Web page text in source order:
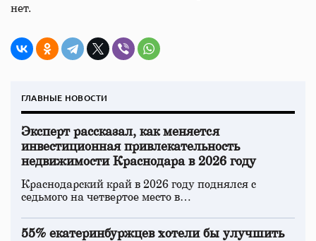
нет.
ГЛАВНЫЕ НОВОСТИ
Эксперт рассказал, как меняется
инвестиционная привлекательность
недвижимости Краснодара в 2026 году
Краснодарский край в 2026 году поднялся с
седьмого на четвертое место в…
55% екатеринбуржцев хотели бы улучшить